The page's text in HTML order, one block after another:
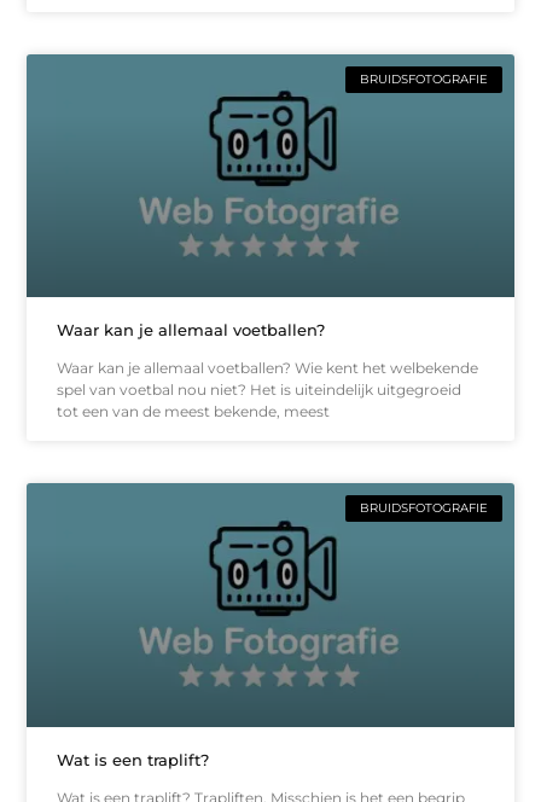
BRUIDSFOTOGRAFIE
Waar kan je allemaal voetballen?
Waar kan je allemaal voetballen? Wie kent het welbekende
spel van voetbal nou niet? Het is uiteindelijk uitgegroeid
tot een van de meest bekende, meest
BRUIDSFOTOGRAFIE
Wat is een traplift?
Wat is een traplift? Trapliften. Misschien is het een begrip